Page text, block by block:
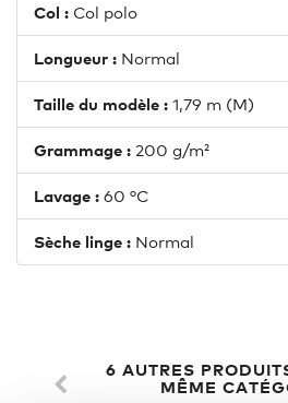
Col : Col polo
Longueur : Normal
Taille du modèle : 1,79 m (M)
Grammage : 200 g/m²
Lavage : 60 °C
Sèche linge : Normal
6 AUTRES
MÊME